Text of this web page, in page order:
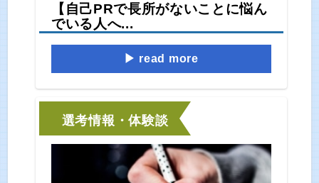
【自己PRで長所がないことに悩ん
でいる人へ...
read more
選考情報・体験談